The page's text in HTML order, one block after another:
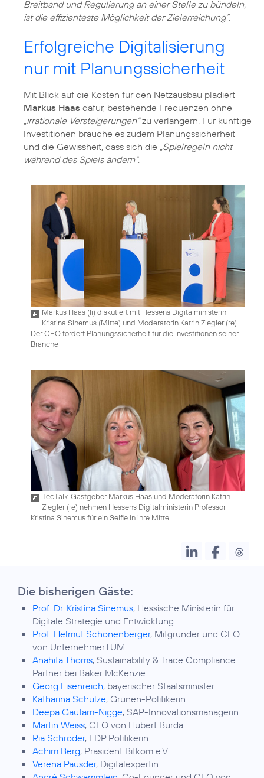
Breitband und Regulierung an einer Stelle zu bündeln,
ist die effizienteste Möglichkeit der Zielerreichung“.
Erfolgreiche Digitalisierung
nur mit Planungssicherheit
Mit Blick auf die Kosten für den Netzausbau plädiert
Markus Haas dafür, bestehende Frequenzen ohne
„irrationale Versteigerungen“zu verlängern. Für künftige
Investitionen brauche es zudem Planungssicherheit
und die Gewissheit, dass sich die „Spielregeln nicht
während des Spiels ändern“.
Markus Haas (li) diskutiert mit Hessens Digitalministerin
Kristina Sinemus (Mitte) und Moderatorin Katrin Ziegler (re).
Der CEO fordert Planungssicherheit für die Investitionen seiner
Branche
TecTalk-Gastgeber Markus Haas und Moderatorin Katrin
Ziegler (re) nehmen Hessens Digitalministerin Professor
Kristina Sinemus für ein Selfie in ihre Mitte
Die bisherigen Gäste:
Prof. Dr. Kristina Sinemus, Hessische Ministerin für
Digitale Strategie und Entwicklung
Prof. Helmut Schönenberger, Mitgründer und CEO
von UnternehmerTUM
Anahita Thoms, Sustainability & Trade Compliance
Partner bei Baker McKenzie
Georg Eisenreich, bayerischer Staatsminister
Katharina Schulze, Grünen-Politikerin
Deepa Gautam-Nigge, SAP-Innovationsmanagerin
Martin Weiss, CEO von Hubert Burda
Ria Schröder, FDP Politikerin
Achim Berg, Präsident Bitkom e.V.
Verena Pausder, Digitalexpertin